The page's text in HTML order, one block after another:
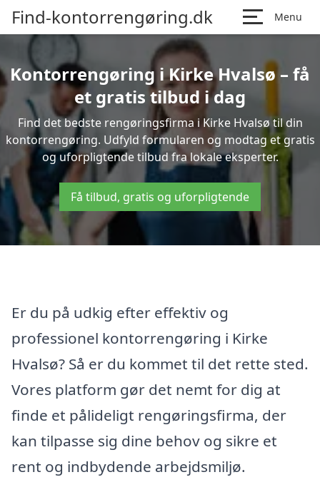
Find-kontorrengøring.dk Menu
Kontorrengøring i Kirke Hvalsø – få
et gratis tilbud i dag
Find det bedste rengøringsfirma i Kirke Hvalsø til din
kontorrengøring. Udfyld formularen og modtag et gratis
og uforpligtende tilbud fra lokale eksperter.
Få tilbud, gratis og uforpligtende
Er du på udkig efter effektiv og
professionel kontorrengøring i Kirke
Hvalsø? Så er du kommet til det rette sted.
Vores platform gør det nemt for dig at
finde et pålideligt rengøringsfirma, der
kan tilpasse sig dine behov og sikre et
rent og indbydende arbejdsmiljø.